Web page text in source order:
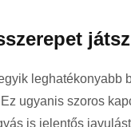
leghatékonyabb
Ez ugyanis szoros
is jelentős